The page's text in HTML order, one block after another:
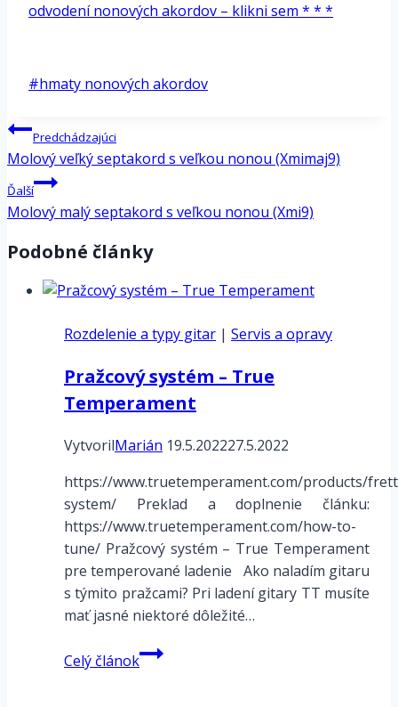
odvodení nonových akordov – klikni sem * * *
Post
#hmaty nonových akordov
Navigácia
v
článku
Predchádzajúci
Molový veľký septakord s veľkou nonou (Xmimaj9)
Ďalší
Molový malý septakord s veľkou nonou (Xmi9)
Podobné články
Rozdelenie a typy gitar | Servis a opravy
Pražcový systém – True
Temperament
VytvorilMarián 19.5.202227.5.2022
https://www.truetemperament.com/products/
system/ Preklad a doplnenie článku:
https://www.truetemperament.com/how-to-
tune/ Pražcový systém – True Temperament
pre temperované ladenie Ako naladím gitaru
s týmito pražcami? Pri ladení gitary TT musíte
mať jasné niektoré dôležité…
Celý článokPražcový
systém